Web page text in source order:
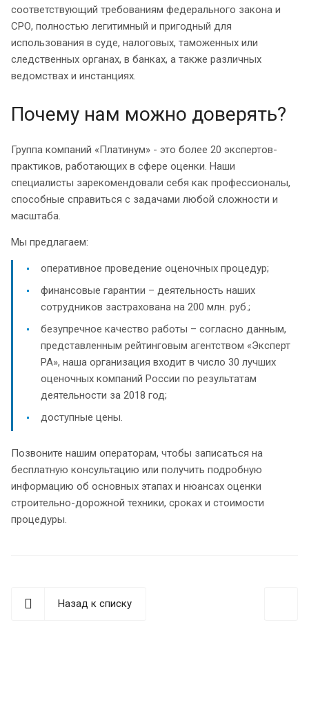
соответствующий требованиям федерального закона и
СРО, полностью легитимный и пригодный для
использования в суде, налоговых, таможенных или
следственных органах, в банках, а также различных
ведомствах и инстанциях.
Почему нам можно доверять?
Группа компаний «Платинум» - это более 20 экспертов-
практиков, работающих в сфере оценки. Наши
специалисты зарекомендовали себя как профессионалы,
способные справиться с задачами любой сложности и
масштаба.
Мы предлагаем:
оперативное проведение оценочных процедур;
финансовые гарантии – деятельность наших
сотрудников застрахована на 200 млн. руб.;
безупречное качество работы – согласно данным,
представленным рейтинговым агентством «Эксперт
РА», наша организация входит в число 30 лучших
оценочных компаний России по результатам
деятельности за 2018 год;
доступные цены.
Позвоните нашим операторам, чтобы записаться на
бесплатную консультацию или получить подробную
информацию об основных этапах и нюансах оценки
строительно-дорожной техники, сроках и стоимости
процедуры.
Назад к списку